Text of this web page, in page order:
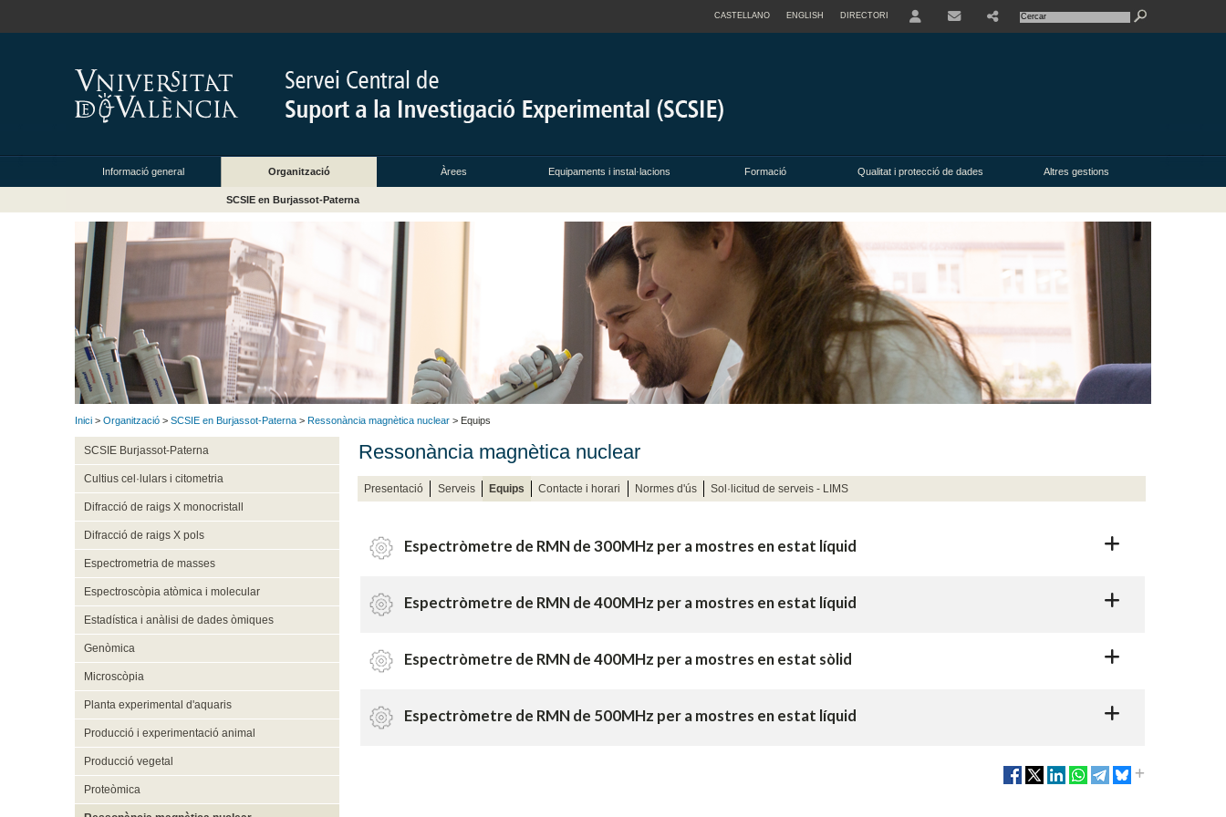
CASTELLANO ENGLISH DIRECTORI
Informació general Organització Àrees Equipaments i instal·lacions Formació Qualitat i protecció de dades Altres gestions
SCSIE en Burjassot-Paterna
Inici > Organització > SCSIE en Burjassot-Paterna > Ressonància magnètica nuclear > Equips
SCSIE Burjassot-Paterna
Cultius cel·lulars i citometria
Difracció de raigs X monocristall
Difracció de raigs X pols
Espectrometria de masses
Espectroscòpia atòmica i molecular
Estadística i anàlisi de dades òmiques
Genòmica
Microscòpia
Planta experimental d'aquaris
Producció i experimentació animal
Producció vegetal
Proteòmica
Ressonància magnètica nuclear
Presentació Serveis Equips Contacte i horari Normes d'ús Sol·licitud de serveis - LIMS
Espectròmetre de RMN de 300MHz per a mostres en estat líquid
Espectròmetre de RMN de 400MHz per a mostres en estat líquid
Espectròmetre de RMN de 400MHz per a mostres en estat sòlid
Espectròmetre de RMN de 500MHz per a mostres en estat líquid